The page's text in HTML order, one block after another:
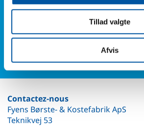
Tillad valgte
Afvis
Ou remplissez notre formulaire
aurez de nos
Contactez-nous
Fyens Børste- & Kostefabrik ApS
Teknikvej 53